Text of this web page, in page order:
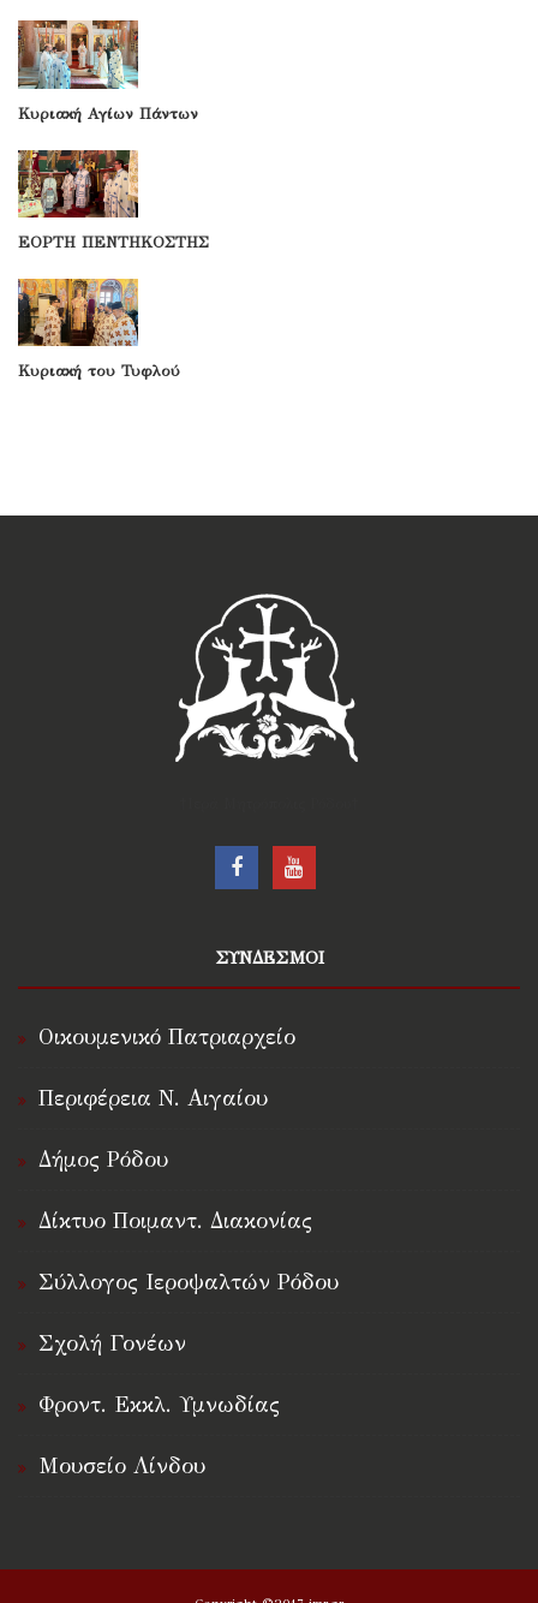
Κυριακή Αγίων Πάντων
ΕΟΡΤΗ ΠΕΝΤΗΚΟΣΤΗΣ
Κυριακή του Τυφλού
ΣΥΝΔΕΣΜΟΙ
Οικουμενικό Πατριαρχείο
Περιφέρεια Ν. Αιγαίου
Δήμος Ρόδου
Δίκτυο Ποιμαντ. Διακονίας
Σύλλογος Ιεροψαλτών Ρόδου
Σχολή Γονέων
Φροντ. Εκκλ. Υμνωδίας
Μουσείο Λίνδου